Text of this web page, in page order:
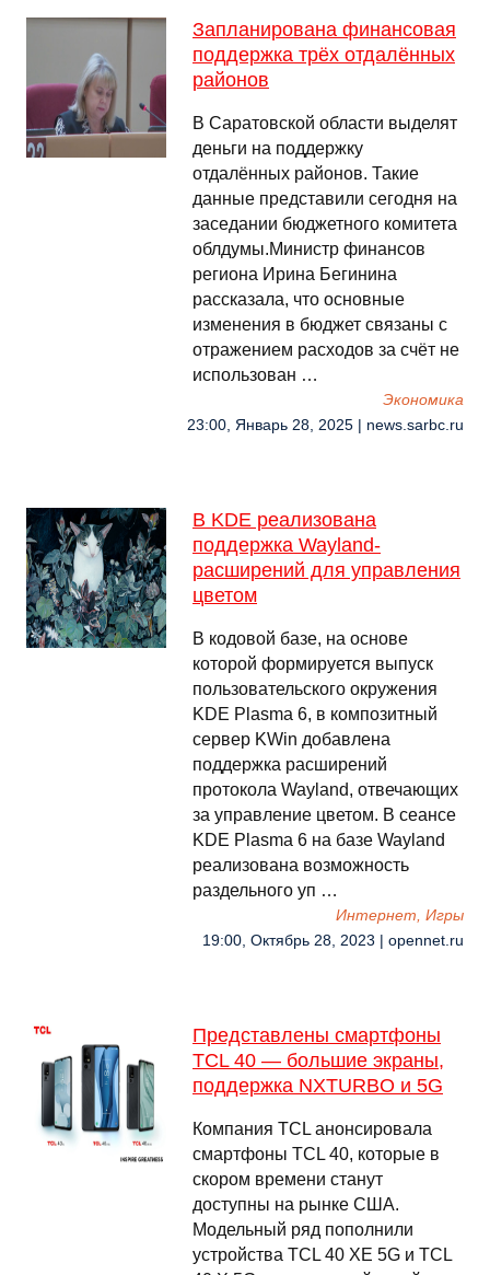
Запланирована финансовая
поддержка трёх отдалённых
районов
В Саратовской области выделят
деньги на поддержку
отдалённых районов. Такие
данные представили сегодня на
заседании бюджетного комитета
облдумы.Министр финансов
региона Ирина Бегинина
рассказала, что основные
изменения в бюджет связаны с
отражением расходов за счёт не
использован …
Экономика
23:00, Январь 28, 2025 | news.sarbc.ru
В KDE реализована
поддержка Wayland-
расширений для управления
цветом
В кодовой базе, на основе
которой формируется выпуск
пользовательского окружения
KDE Plasma 6, в композитный
сервер KWin добавлена
поддержка расширений
протокола Wayland, отвечающих
за управление цветом. В сеансе
KDE Plasma 6 на базе Wayland
реализована возможность
раздельного уп …
Интернет, Игры
19:00, Октябрь 28, 2023 | opennet.ru
Представлены смартфоны
TCL 40 — большие экраны,
поддержка NXTURBO и 5G
Компания TCL анонсировала
смартфоны TCL 40, которые в
скором времени станут
доступны на рынке США.
Модельный ряд пополнили
устройства TCL 40 XE 5G и TCL